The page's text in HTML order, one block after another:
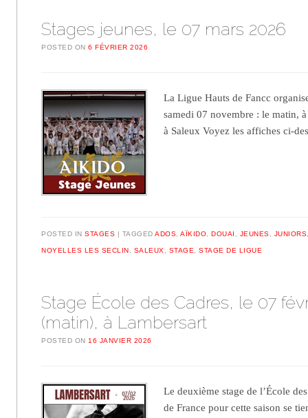
Stages jeunes, le 07 mars 2026
POSTED ON6 FÉVRIER 2026
La Ligue Hauts de Fancc
samedi 07 novembre : le matin,
à Saleux Voyez les affiches ci-
POSTED INSTAGES TAGGEDADOS,AÏKIDO, DOUAI , JEUNES, JUNIORS
NOYELLES LES SECLIN , SALEUX, STAGE,STAGE DE LIGUE
Stage École des Cadres, le 07
(matin), à Lambersart
POSTED ON 16 JANVIER 2026
Le deuxième stage de l’École
de France pour cette saison se